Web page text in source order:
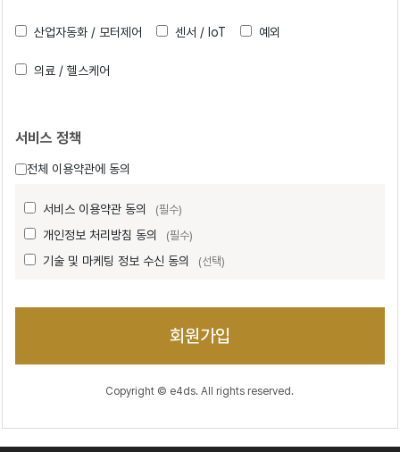
산업자동화 / 모터제어 센서 / IoT 예외
의료 / 헬스케어
서비스 정책
전체 이용약관에 동의
서비스 이용약관 동의 (필수)
개인정보 처리방침 동의 (필수)
기술 및 마케팅 정보 수신 동의 (선택)
회원가입
Copyright © e4ds. All rights reserved.